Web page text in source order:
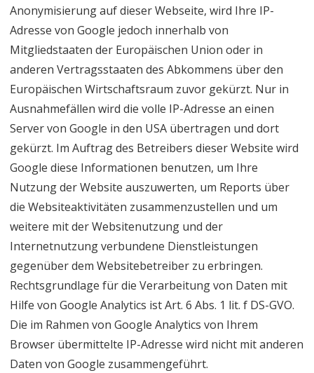
Anonymisierung auf dieser Webseite, wird Ihre IP-
Adresse von Google jedoch innerhalb von
Mitgliedstaaten der Europäischen Union oder in
anderen Vertragsstaaten des Abkommens über den
Europäischen Wirtschaftsraum zuvor gekürzt. Nur in
Ausnahmefällen wird die volle IP-Adresse an einen
Server von Google in den USA übertragen und dort
gekürzt. Im Auftrag des Betreibers dieser Website wird
Google diese Informationen benutzen, um Ihre
Nutzung der Website auszuwerten, um Reports über
die Websiteaktivitäten zusammenzustellen und um
weitere mit der Websitenutzung und der
Internetnutzung verbundene Dienstleistungen
gegenüber dem Websitebetreiber zu erbringen.
Rechtsgrundlage für die Verarbeitung von Daten mit
Hilfe von Google Analytics ist Art. 6 Abs. 1 lit. f DS-GVO.
Die im Rahmen von Google Analytics von Ihrem
Browser übermittelte IP-Adresse wird nicht mit anderen
Daten von Google zusammengeführt.